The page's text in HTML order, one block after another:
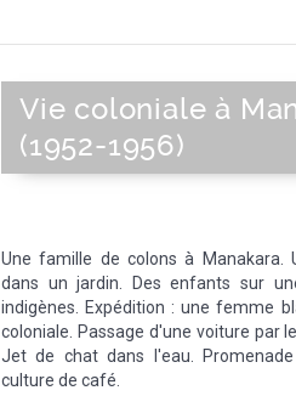
Vie coloniale à
(1952-1956)
Une famille de colons à Manakara.
dans un jardin. Des enfants sur
indigènes. Expédition : une femme
coloniale. Passage d'une voiture par
Jet de chat dans l'eau.
culture de café.